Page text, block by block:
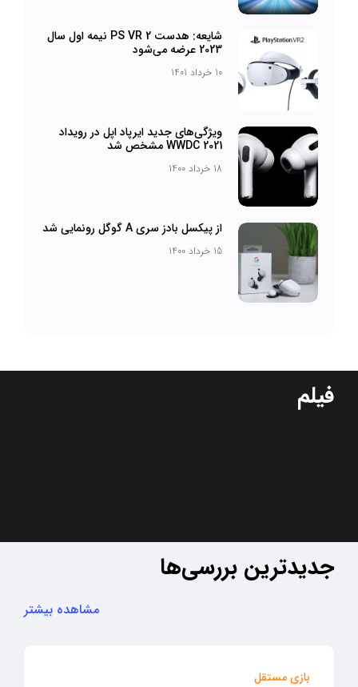
شایعه: هدست PS VR 2 نیمه اول سال
2023 عرضه می‌شود
10 خرداد 1401
ویژگی‌های جدید ایرپاد اپل در رویداد
WWDC 2021 مشخص شد
18 خرداد 1400
از پیکسل بادز سری A گوگل رونمایی شد
15 خرداد 1400
فیلم
جدیدترین بررسی‌ها
مشاهده بیشتر
بازی مستقل